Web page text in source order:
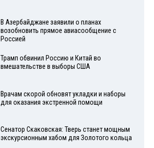
В Азербайджане заявили о планах
возобновить прямое авиасообщение с
Россией
Трамп обвинил Россию и Китай во
вмешательстве в выборы США
Врачам скорой обновят укладки и наборы
для оказания экстренной помощи
Сенатор Скаковская: Тверь станет мощным
экскурсионным хабом для Золотого кольца